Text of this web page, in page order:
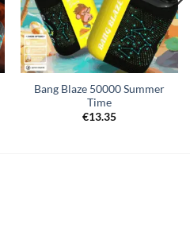
Bang Blaze 50000 Summer
Time
€13.35